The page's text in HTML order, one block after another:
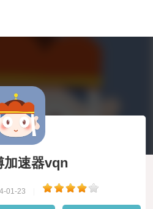
加速器vqn
01-23